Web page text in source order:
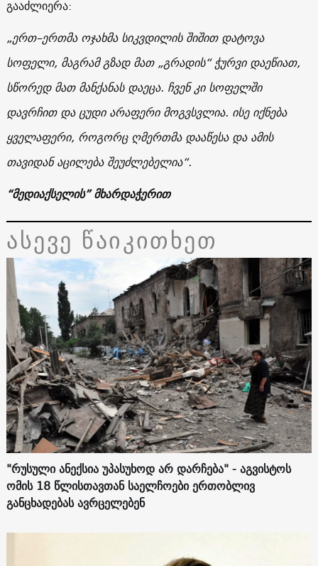
გააძლიერა:
„ერთ–ერთმა ოჯახმა სიკვდილის შიშით დატოვა
სოფელი, მაგრამგზად მათ„გრადის“ჭურვი დაეწიათ,
სწორედ მათ მანქანას დაეცა. ჩვენკი სოფელში
დავრჩით დაცუდი არაფერი მოგვსვლია. ისე იქნება
ყველაფერი, როგორც ღმერთმა დააწესა და ამის
თავიდან აცილება შეუძლებელია“.
“მედიაქსელის”მხარდაჭერით
ასევე წაიკითხეთ
"რუსული ანექსია უპასუხოდ არ დარჩება" - აგვისტოს
ომის 18 წლისთავთან საელჩოები ერთობლივ
განცხადებას ავრცელებენ